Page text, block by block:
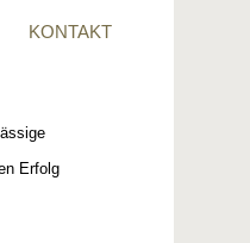
KONTAKT
Erfolg